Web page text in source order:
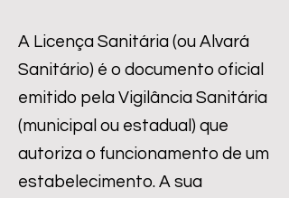
A Licença Sanitária (ou Alvará
Sanitário) é o documento oficial
emitido pela Vigilância Sanitária
(municipal ou estadual) que
autoriza o funcionamento de um
estabelecimento. A sua